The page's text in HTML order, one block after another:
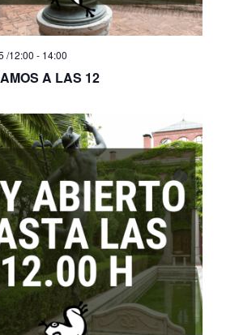
A LAS 12
/12:00 - 14:00